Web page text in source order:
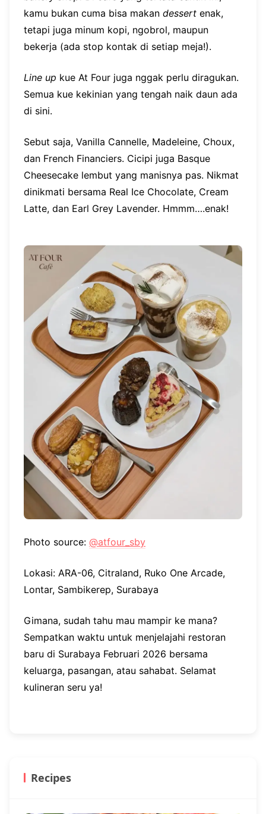
kamu bukan cuma bisa makan dessert enak,
tetapi juga minum kopi, ngobrol, maupun
bekerja (ada stop kontak di setiap meja!).
Line up kue At Four juga nggak perlu diragukan.
Semua kue kekinian yang tengah naik daun ada
di sini.
Sebut saja, Vanilla Cannelle, Madeleine, Choux,
dan French Financiers. Cicipi juga Basque
Cheesecake lembut yang manisnya pas. Nikmat
dinikmati bersama Real Ice Chocolate, Cream
Latte, dan Earl Grey Lavender. Hmmm….enak!
Photo source: @atfour_sby
Lokasi: ARA-06, Citraland, Ruko One Arcade,
Lontar, Sambikerep, Surabaya
Gimana, sudah tahu mau mampir ke mana?
Sempatkan waktu untuk menjelajahi restoran
baru di Surabaya Februari 2026 bersama
keluarga, pasangan, atau sahabat. Selamat
kulineran seru ya!
Recipes